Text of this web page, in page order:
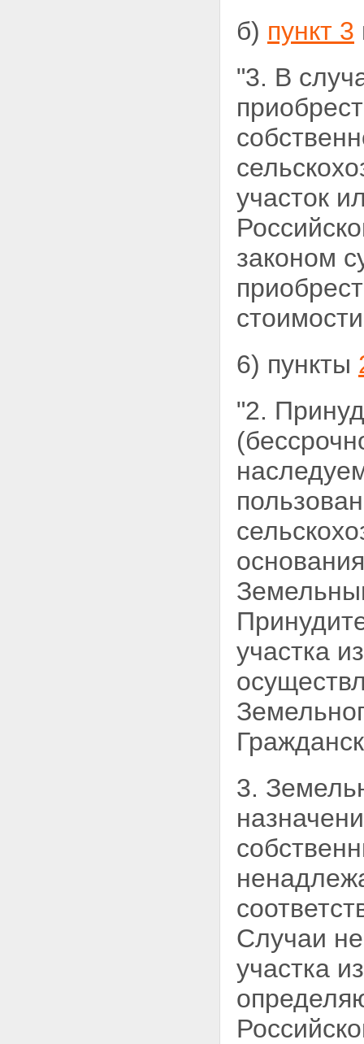
б) пункт 3
"3. В
участок
законом
6) пункты
"2.
участка
3.
Случаи
участка